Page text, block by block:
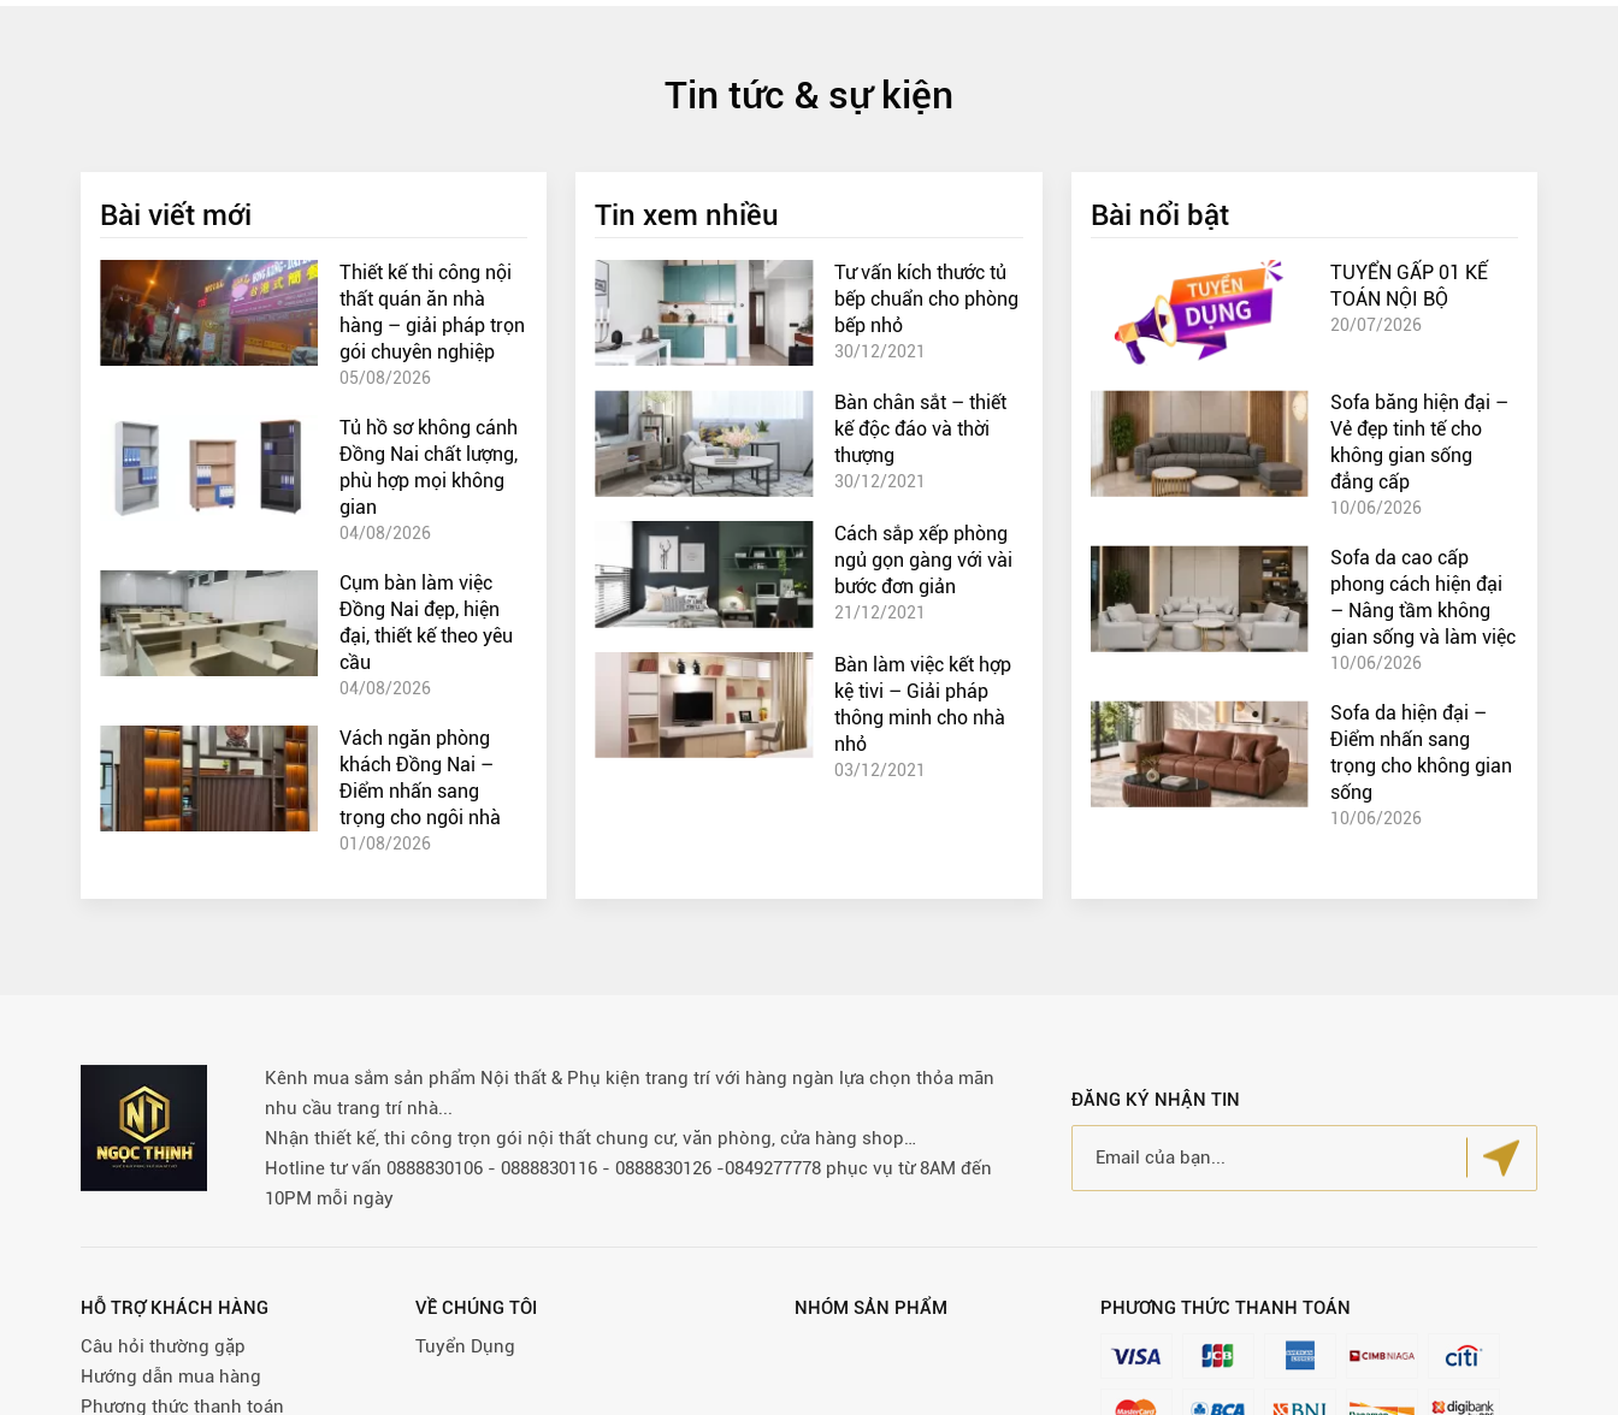
Tin tức & sự kiện
Bài viết mới
Thiết kế thi công nội
thất quán ăn nhà
hàng – giải pháp trọn
gói chuyên nghiệp
05/08/2026
Tủ hồ sơ không cánh
Đồng Nai chất lượng,
phù hợp mọi không
gian
04/08/2026
Cụm bàn làm việc
Đồng Nai đẹp, hiện
đại, thiết kế theo yêu
cầu
04/08/2026
Vách ngăn phòng
khách Đồng Nai –
Điểm nhấn sang
trọng cho ngôi nhà
01/08/2026
Tin xem nhiều
Tư vấn kích thước tủ
bếp chuẩn cho phòng
bếp nhỏ
30/12/2021
Bàn chân sắt – thiết
kế độc đáo và thời
thượng
30/12/2021
Cách sắp xếp phòng
ngủ gọn gàng với vài
bước đơn giản
21/12/2021
Bàn làm việc kết hợp
kệ tivi – Giải pháp
thông minh cho nhà
nhỏ
03/12/2021
Bài nổi bật
TUYỂN GẤP 01 KẾ
TOÁN NỘI BỘ
20/07/2026
Sofa băng hiện đại –
Vẻ đẹp tinh tế cho
không gian sống
đẳng cấp
10/06/2026
Sofa da cao cấp
phong cách hiện đại
– Nâng tầm không
gian sống và làm việc
10/06/2026
Sofa da hiện đại –
Điểm nhấn sang
trọng cho không gian
sống
10/06/2026
Kênh mua sắm sản phẩm Nội thất & Phụ kiện trang trí với hàng ngàn lựa chọn thỏa mãn
nhu cầu trang trí nhà...
Nhận thiết kế, thi công trọn gói nội thất chung cư, văn phòng, cửa hàng shop…
Hotline tư vấn 0888830106 - 0888830116 - 0888830126 -0849277778 phục vụ từ 8AM đến
10PM mỗi ngày
ĐĂNG KÝ NHẬN TIN
HỖ TRỢ KHÁCH HÀNG
Câu hỏi thường gặp
Hướng dẫn mua hàng
Phương thức thanh toán
VỀ CHÚNG TÔI
Tuyển Dụng
NHÓM SẢN PHẨM PHƯƠNG THỨC THANH TOÁN